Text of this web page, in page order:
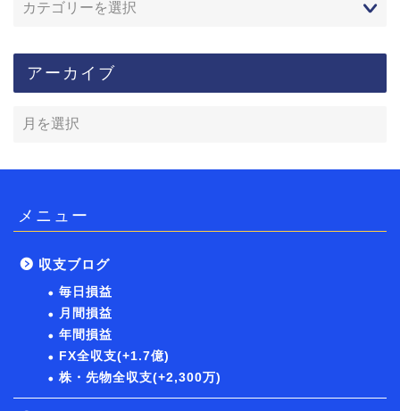
アーカイブ
メニュー
収支ブログ
毎日損益
月間損益
年間損益
FX全収支(+1.7億)
株・先物全収支(+2,300万)